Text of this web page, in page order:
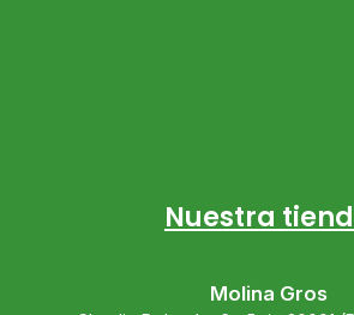
Nuestra
Molina Gros